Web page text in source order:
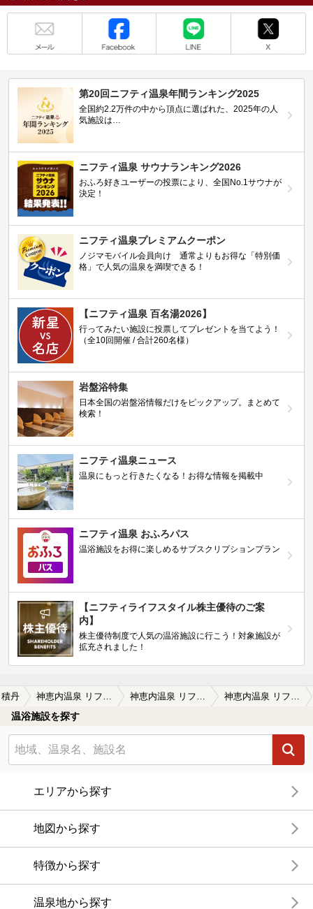
第20回ニフティ温泉年間ランキング2025
全国約2.2万件の中から頂点に選ばれた、2025年の人
気施設は…
ニフティ温泉 サウナランキング2026
おふろ好きユーザーの投票により、全国No.1サウナが
決定！
ニフティ温泉プレミアムクーポン
ノジマモバイル会員向け 通常よりもお得な「特別価
格」で人気の温泉を満喫できる！
【ニフティ温泉 百名湯2026】
行ってみたい施設に投票してプレゼントを当てよう！
（全10回開催 / 合計260名様）
岩盤浴特集
日本全国の岩盤浴情報だけをピックアップ。まとめて
検索！
ニフティ温泉ニュース
温泉にもっと行きたくなる！お得な情報を掲載中
ニフティ温泉 おふろパス
温浴施設をお得に楽しめるサブスクリプションプラン
【ニフティライフスタイル株主優待のご案
内】
株主優待制度で人気の温浴施設に行こう！対象施設が
拡充されました！
積丹
温浴施設を探す
エリアから探す
地図から探す
特徴から探す
温泉地から探す